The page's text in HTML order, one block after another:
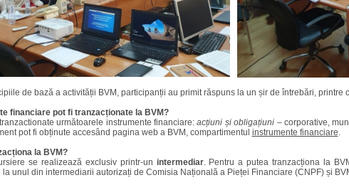
de bază a activității BVM, participanții au primit răspuns la un șir de întrebări, printre
financiare pot fi tranzacționate la BVM?
următoarele instrumente financiare:acțiuni șiobligațiuni – corporative,
pot fi obținute accesând pagina web a BVM, compartimentul instrumente financiare.
la BVM?
se realizează exclusiv printr-un intermediar. Pentru a putea tranzacționa la
la unul din intermediarii autorizați de Comisia Națională a Pieței Financiare (CNPF) și